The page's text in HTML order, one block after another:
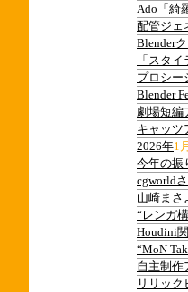
Ado「綺
配管ジェ
Blender
「スタ
プロシー
Blender
劇場短編
キャッツ
2026年1
今年の振
cgworld
山崎まさ
“レンガ
Houdini
“MoN
自主制作
リリック